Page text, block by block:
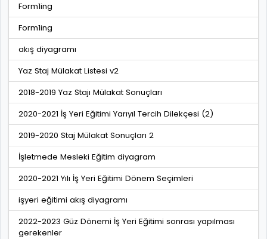
Form1ing
Form1ing
akış diyagramı
Yaz Staj Mülakat Listesi v2
2018-2019 Yaz Stajı Mülakat Sonuçları
2020-2021 İş Yeri Eğitimi Yarıyıl Tercih Dilekçesi (2)
2019-2020 Staj Mülakat Sonuçları 2
İşletmede Mesleki Eğitim diyagram
2020-2021 Yılı İş Yeri Eğitimi Dönem Seçimleri
işyeri eğitimi akış diyagramı
2022-2023 Güz Dönemi İş Yeri Eğitimi sonrası yapılması
gerekenler